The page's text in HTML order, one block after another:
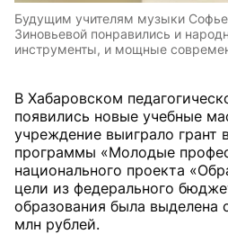
Будущим учителям музыки
Зиновьевой понравились и
инструменты, и мощные
В Хабаровском
появились новые учебные
учреждение выиграло грант
программы «Молодые
национального проекта
цели из федерального
образования была выделена
млн рублей.